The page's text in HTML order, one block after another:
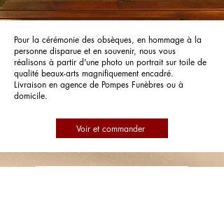
Pour la cérémonie des obsèques, en hommage à la
personne disparue et en souvenir, nous vous
réalisons à partir d'une photo un portrait sur toile de
qualité beaux-arts magnifiquement encadré.
Livraison en agence de Pompes Funèbres ou à
domicile.
Voir et commander